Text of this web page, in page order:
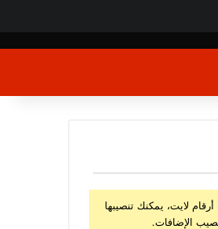
لايت، يمكنك تنصيبها
الإضافات.